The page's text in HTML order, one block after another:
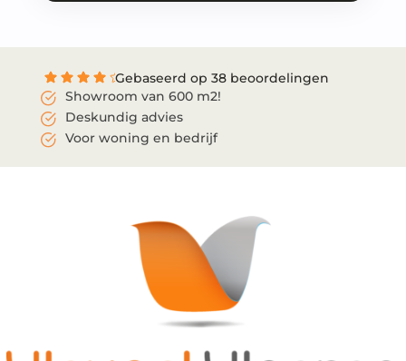
Gebaseerd op 38 beoordelingen
Showroom van 600 m2!
Deskundig advies
Voor woning en bedrijf